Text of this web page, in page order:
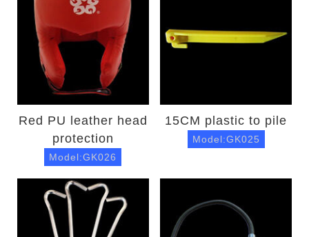
Red PU leather head
protection
Model:GK026
15CM plastic to pile
Model:GK025